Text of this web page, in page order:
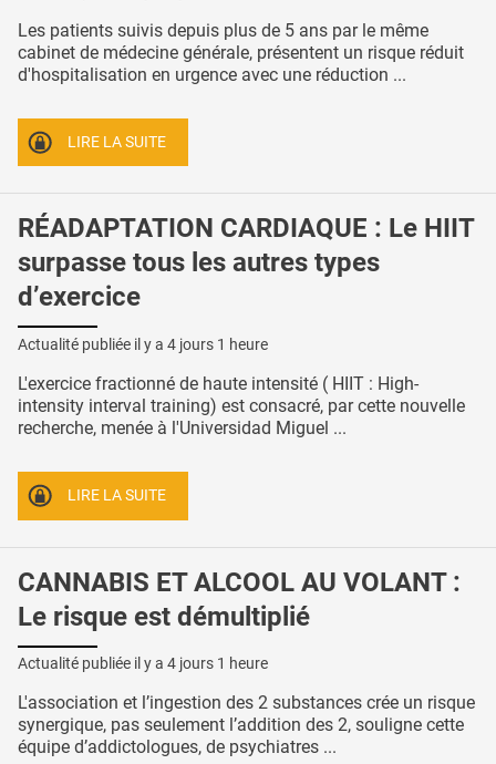
Les patients suivis depuis plus de 5 ans par le même
cabinet de médecine générale, présentent un risque réduit
d'hospitalisation en urgence avec une réduction ...
LIRE LA SUITE
RÉADAPTATION CARDIAQUE : Le HIIT
surpasse tous les autres types
d’exercice
Actualité publiée il y a 4 jours 1 heure
L'exercice fractionné de haute intensité ( HIIT : High-
intensity interval training) est consacré, par cette nouvelle
recherche, menée à l'Universidad Miguel ...
LIRE LA SUITE
CANNABIS ET ALCOOL AU VOLANT :
Le risque est démultiplié
Actualité publiée il y a 4 jours 1 heure
L'association et l’ingestion des 2 substances crée un risque
synergique, pas seulement l’addition des 2, souligne cette
équipe d’addictologues, de psychiatres ...